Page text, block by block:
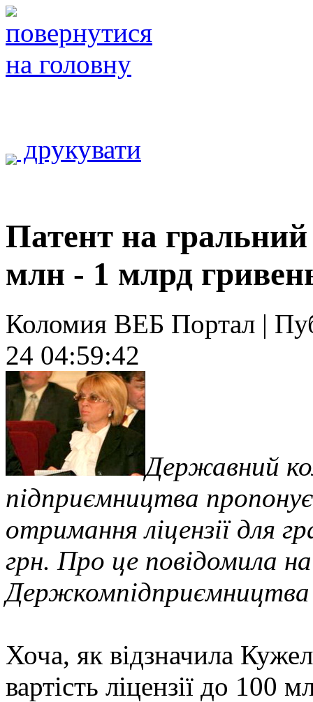
друкувати
Патент на
млн - 1 млрд
Коломия ВЕБ Портал |
24 04:59:42
Державний
підприємництва
отримання ліцензії для
грн. Про це повідомила
Хоча, як відзначила
вартість ліцензії до 100